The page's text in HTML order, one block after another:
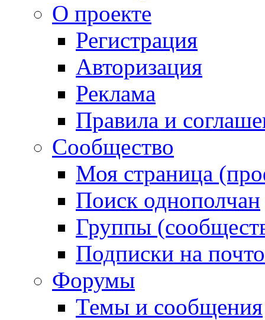
О проекте
Регистрация
Авторизация
Реклама
Правила и
Сообщество
Моя страница
Поиск однополчан
Группы
Подписки на
Форумы
Темы и сообщения